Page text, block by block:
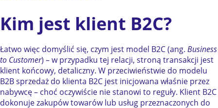
Kim jest klient B2C?
Łatwo więc domyślić się, czym jest model B2C (ang. Business
to Customer) – w przypadku tej relacji, stroną transakcji jest
klient końcowy, detaliczny. W przeciwieństwie do modelu
B2B sprzedaż do klienta B2C jest inicjowana właśnie przez
nabywcę – choć oczywiście nie stanowi to reguły. Klient B2C
dokonuje zakupów towarów lub usług przeznaczonych do